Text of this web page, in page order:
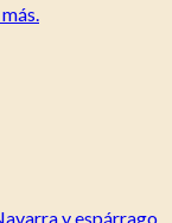
y espárrago